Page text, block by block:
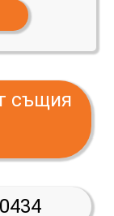
същия